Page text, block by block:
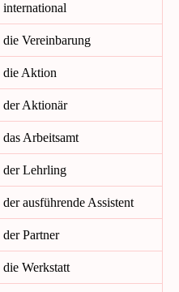
international
die Vereinbarung
die Aktion
der Aktionär
das Arbeitsamt
der Lehrling
der ausführende Assistent
der Partner
die Werkstatt